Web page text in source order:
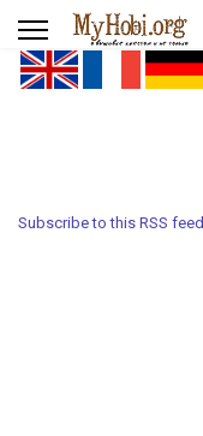
Subscribe to this RSS feed